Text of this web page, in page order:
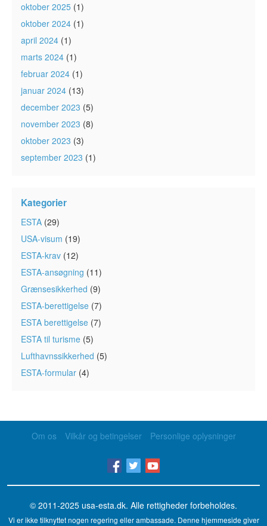
oktober 2025 (1)
oktober 2024 (1)
april 2024 (1)
marts 2024 (1)
februar 2024 (1)
januar 2024 (13)
december 2023 (5)
november 2023 (8)
oktober 2023 (3)
september 2023 (1)
Kategorier
ESTA (29)
USA-visum (19)
ESTA-krav (12)
ESTA-ansøgning (11)
Grænsesikkerhed (9)
ESTA-berettigelse (7)
ESTA berettigelse (7)
ESTA til turisme (5)
Lufthavnssikkerhed (5)
ESTA-formular (4)
Om os Vilkår og betingelser Personlige oplysninger
© 2011-2025 usa-esta.dk. Alle rettigheder forbeholdes.
Vi er ikke tilknyttet nogen regering eller ambassade. Denne hjemmeside giver